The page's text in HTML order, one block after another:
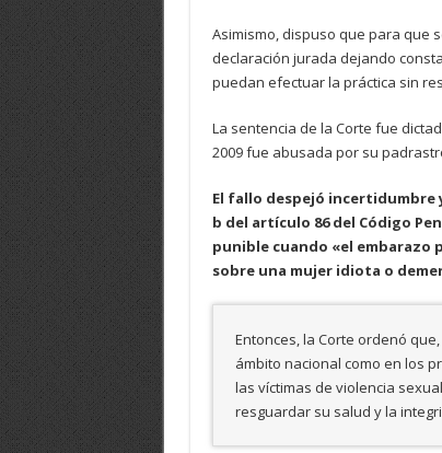
Asimismo, dispuso que para que
declaración jurada dejando
puedan efectuar la práctica sin
La sentencia de la Corte fue
2009 fue abusada por su
El fallo despejó
b del artículo 86 del Código
punible cuando «el embarazo
sobre una mujer idiota o
Entonces, la Corte ordenó
ámbito nacional como en los
las víctimas de violencia
resguardar su salud y la